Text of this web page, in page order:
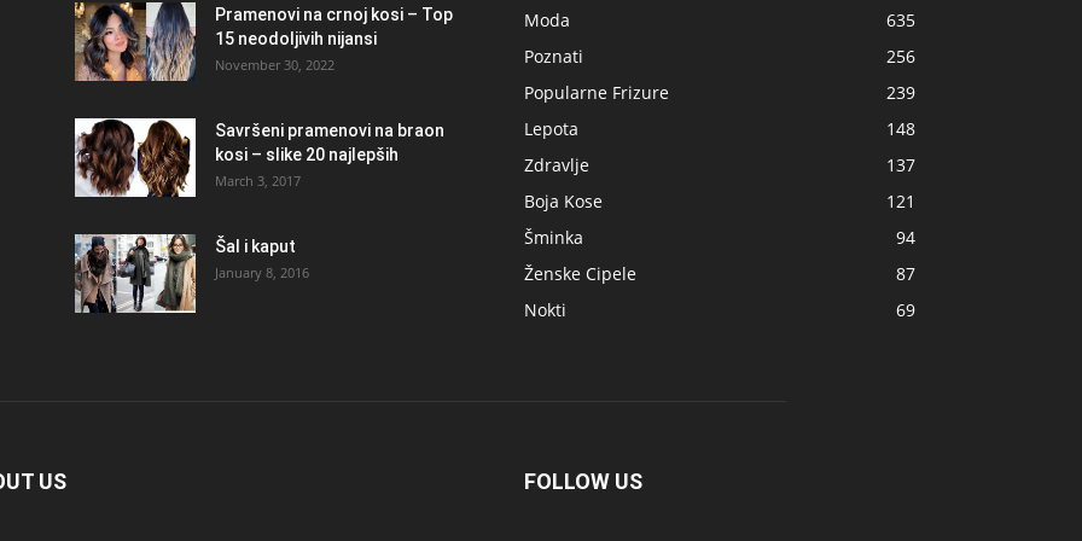
Pramenovi na crnoj kosi – Top
15 neodoljivih nijansi
November 30, 2022
Savršeni pramenovi na braon
kosi – slike 20 najlepših
March 3, 2017
Šal i kaput
January 8, 2016
Moda
635
Poznati
256
Popularne Frizure
239
Lepota
148
Zdravlje
137
Boja Kose
121
Šminka
94
Ženske Cipele
87
Nokti
69
US FOLLOW US